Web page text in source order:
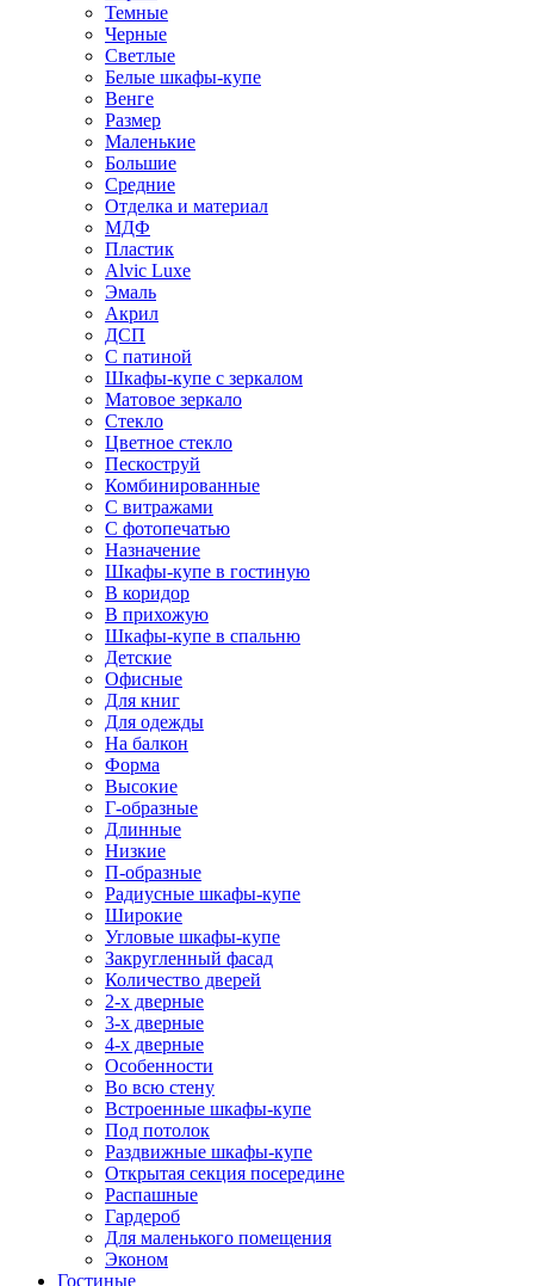
Темные
Черные
Светлые
Белые шкафы-купе
Венге
Размер
Маленькие
Большие
Средние
Отделка и материал
МДФ
Пластик
Alvic Luxe
Эмаль
Акрил
ДСП
С патиной
Шкафы-купе с зеркалом
Матовое зеркало
Стекло
Цветное стекло
Пескоструй
Комбинированные
С витражами
С фотопечатью
Назначение
Шкафы-купе в гостиную
В коридор
В прихожую
Шкафы-купе в спальню
Детские
Офисные
Для книг
Для одежды
На балкон
Форма
Высокие
Г-образные
Длинные
Низкие
П-образные
Радиусные шкафы-купе
Широкие
Угловые шкафы-купе
Закругленный фасад
Количество дверей
2-х дверные
3-х дверные
4-х дверные
Особенности
Во всю стену
Встроенные шкафы-купе
Под потолок
Раздвижные шкафы-купе
Открытая секция посередине
Распашные
Гардероб
Для маленького помещения
Эконом
Гостиные